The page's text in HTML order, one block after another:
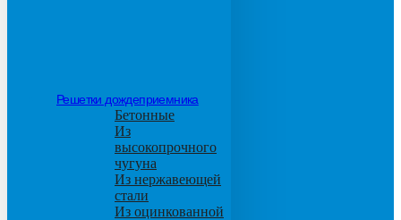
Решетки дождеприемника
Бетонные
Из
высокопрочного
чугуна
Из нержавеющей
стали
Из оцинкованной